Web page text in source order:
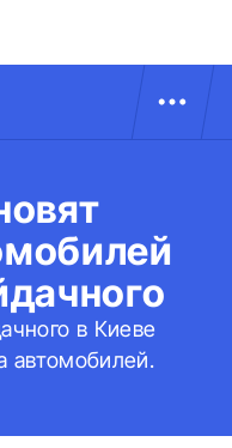
в Киеве
автомобилей.